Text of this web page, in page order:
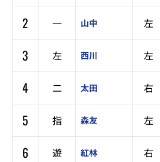
2
一 山中 左
3
左 西川 左
4
二 太田 右
5
指 森友 左
6
遊 紅林 右